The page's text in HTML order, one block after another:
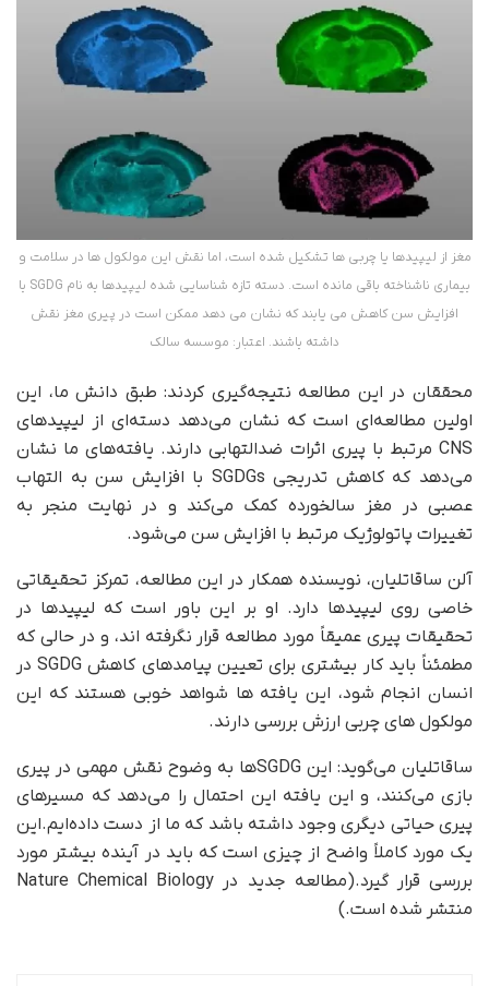
مغز از لیپیدها یا چربی ها تشکیل شده است، اما نقش این مولکول ها در سلامت و
بیماری ناشناخته باقی مانده است. دسته تازه شناسایی شده لیپیدها به نام SGDG با
افزایش سن کاهش می یابند که نشان می دهد ممکن است در پیری مغز نقش
داشته باشند. اعتبار: موسسه سالک
محققان در این مطالعه نتیجه‌گیری کردند: طبق دانش ما، این
اولین مطالعه‌ای است که نشان می‌دهد دسته‌ای از لیپیدهای
CNS مرتبط با پیری اثرات ضدالتهابی دارند. یافته‌های ما نشان
می‌دهد که کاهش تدریجی SGDGs با افزایش سن به التهاب
عصبی در مغز سالخورده کمک می‌کند و در نهایت منجر به
تغییرات پاتولوژیک مرتبط با افزایش سن می‌شود.
آلن ساقاتلیان، نویسنده همکار در این مطالعه، تمرکز تحقیقاتی
خاصی روی لیپیدها دارد. او بر این باور است که لیپیدها در
تحقیقات پیری عمیقاً مورد مطالعه قرار نگرفته اند، و در حالی که
مطمئناً باید کار بیشتری برای تعیین پیامدهای کاهش SGDG در
انسان انجام شود، این یافته ها شواهد خوبی هستند که این
مولکول های چربی ارزش بررسی دارند.
ساقاتلیان می‌گوید: این SGDG‌ها به وضوح نقش مهمی در پیری
بازی می‌کنند، و این یافته این احتمال را می‌دهد که مسیرهای
پیری حیاتی دیگری وجود داشته باشد که ما از دست داده‌ایم.این
یک مورد کاملاً واضح از چیزی است که باید در آینده بیشتر مورد
بررسی قرار گیرد.(مطالعه جدید در Nature Chemical Biology
منتشر شده است.)